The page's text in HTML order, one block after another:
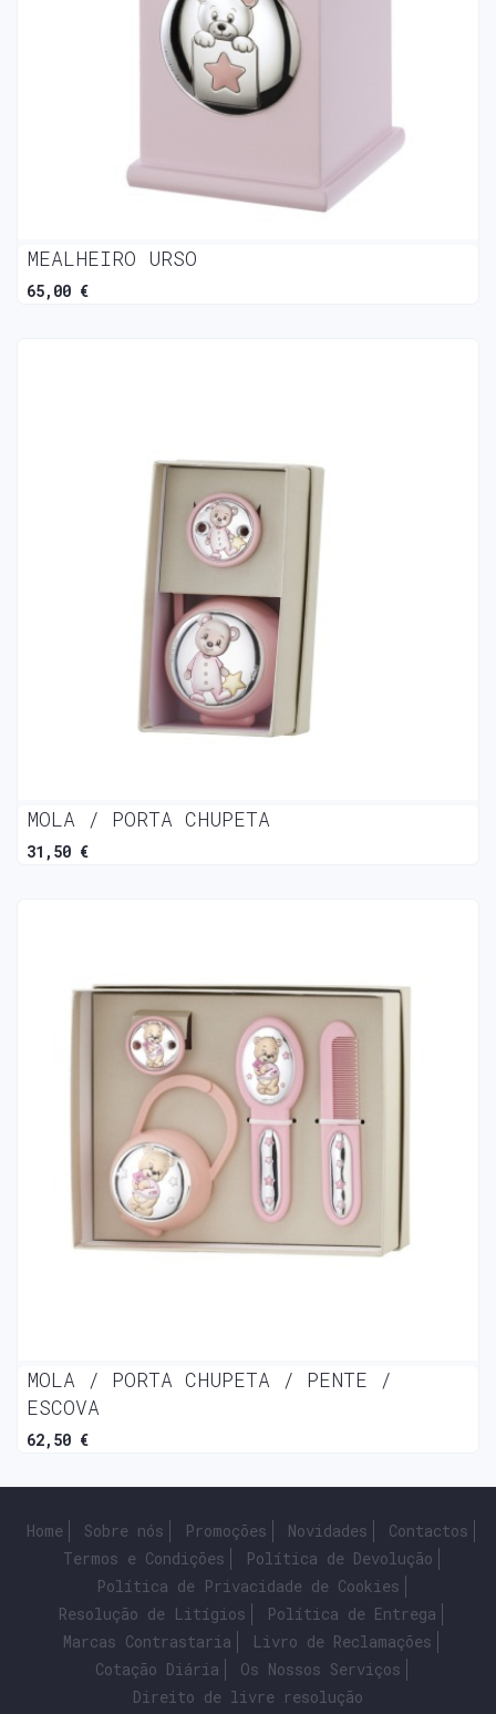
MEALHEIRO URSO
65,00 €
MOLA / PORTA CHUPETA
31,50 €
MOLA / PORTA CHUPETA / PENTE /
ESCOVA
62,50 €
Home Sobre nós Promoções Novidades
Contactos
Termos e Condições
Política de Devolução
Política de Privacidade de Cookies
Resolução de Litígios
Política de Entrega
Marcas Contrastaria
Livro de Reclamações
Cotação Diária
Os Nossos Serviços
Direito de livre resolução